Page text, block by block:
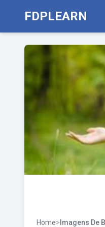
FDPLEARN
Home> Imagens De